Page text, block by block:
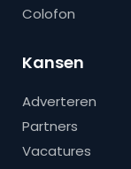
Colofon
Kansen
Adverteren
Partners
Vacatures